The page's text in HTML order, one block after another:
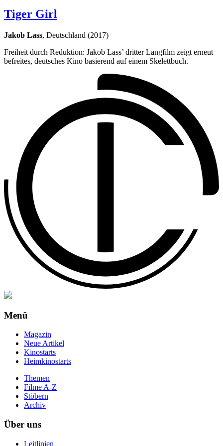
Tiger Girl
Jakob Lass, Deutschland (2017)
Freiheit durch Reduktion: Jakob Lass’ dritter Langfilm zeigt erneut
befreites, deutsches Kino basierend auf einem Skelettbuch.
Menü
Magazin
Neue Artikel
Kinostarts
Heimkinostarts
Themen
Filme A-Z
Stöbern
Archiv
Über uns
Leitlinien